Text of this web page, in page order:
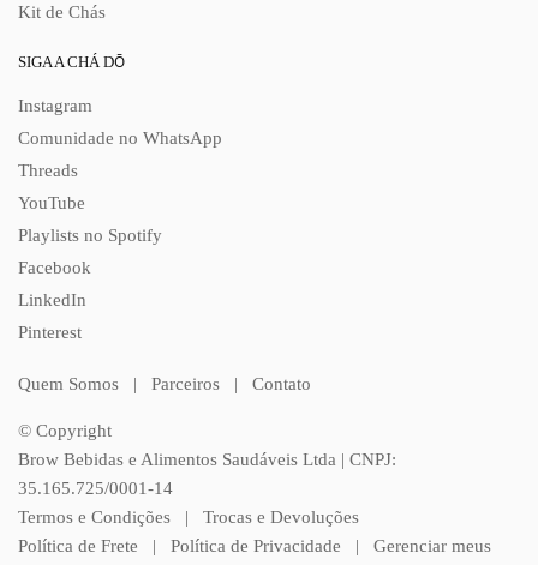
Kit de Chás
SIGA A CHÁ DŌ
Instagram
Comunidade no WhatsApp
Threads
YouTube
Playlists no Spotify
Facebook
LinkedIn
Pinterest
Quem Somos | Parceiros | Contato
© Copyright
Brow Bebidas e Alimentos Saudáveis Ltda | CNPJ:
35.165.725/0001-14
Termos e Condições | Trocas e Devoluções
Política de Frete | Política de Privacidade | Gerenciar meus